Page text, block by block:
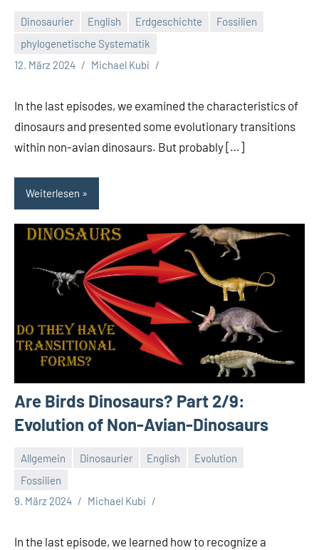
Dinosaurier English Erdgeschichte
Fossilien
phylogenetische Systematik
12. März 2024
Michael Kubi
In the last episodes, we examined the characteristics of
dinosaurs and presented some evolutionary transitions
within non-avian dinosaurs. But probably […]
Weiterlesen
Are Birds Dinosaurs? Part 2/9:
Evolution of Non-Avian-Dinosaurs
Allgemein Dinosaurier English
Evolution
Fossilien
9. März 2024
Michael Kubi
In the last episode, we learned how to recognize a